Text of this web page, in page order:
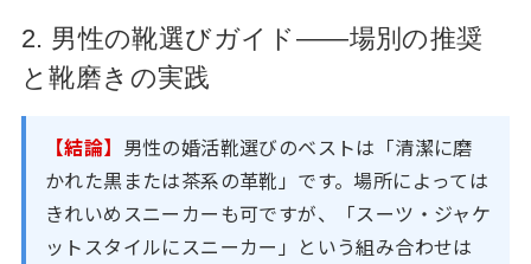
2. 男性の靴選びガイド——場別の推奨
と靴磨きの実践
【結論】 男性の婚活靴選びのベストは「清潔に磨
かれた黒または茶系の革靴」です。場所によっては
きれいめスニーカーも可ですが、「スーツ・ジャケ
ットスタイルにスニーカー」という組み合わせは